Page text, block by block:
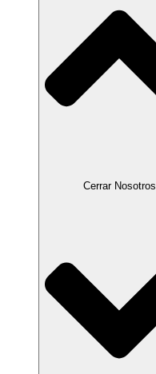
Cerrar Nosotros